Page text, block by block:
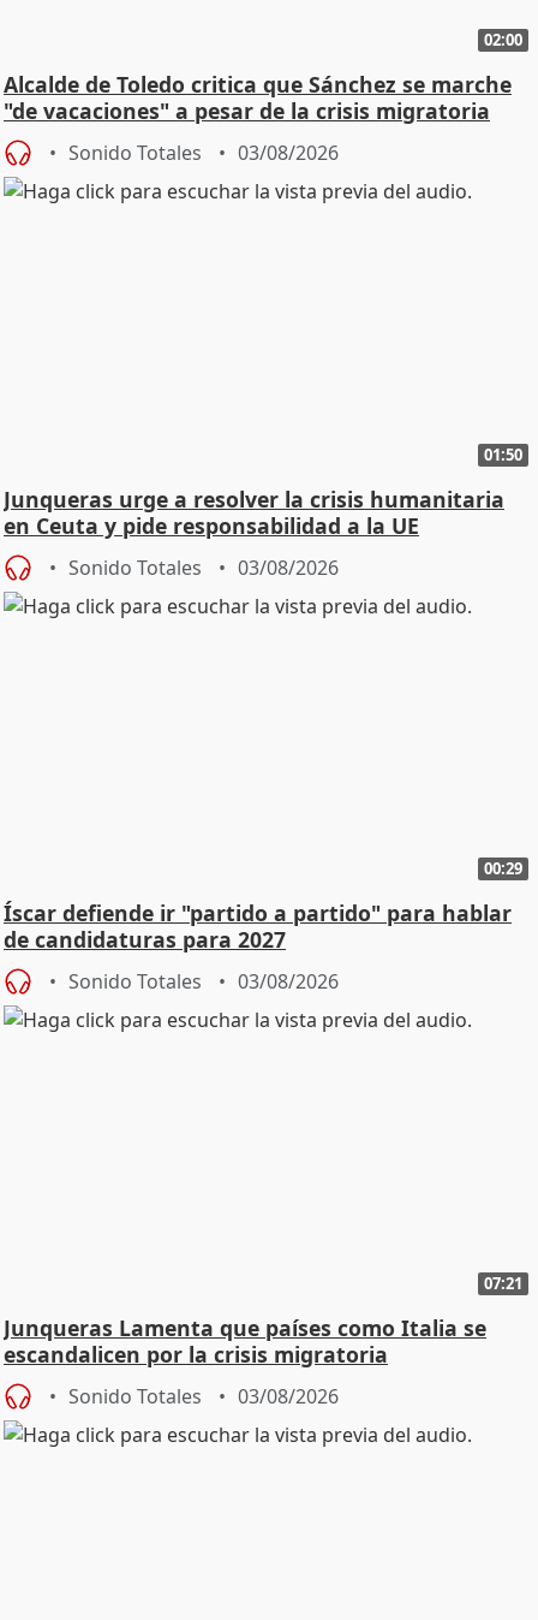
02:00
Alcalde de Toledo critica que Sánchez se marche
"de vacaciones" a pesar de la crisis migratoria
Sonido Totales 03/08/2026
01:50
Junqueras urge a resolver la crisis humanitaria
en Ceuta y pide responsabilidad a la UE
Sonido Totales 03/08/2026
00:29
Íscar defiende ir "partido a partido" para hablar
de candidaturas para 2027
Sonido Totales 03/08/2026
07:21
Junqueras Lamenta que países como Italia se
escandalicen por la crisis migratoria
Sonido Totales 03/08/2026